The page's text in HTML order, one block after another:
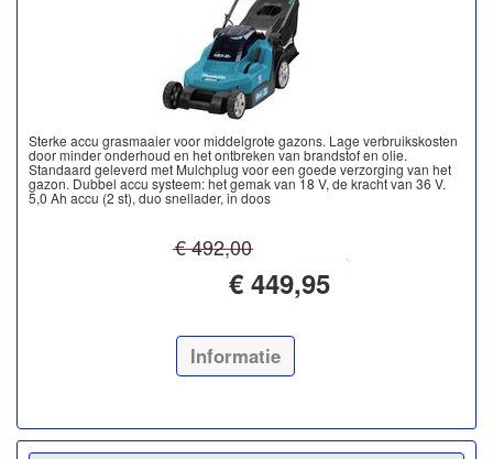
Sterke accu grasmaaier voor middelgrote gazons. Lage verbruikskosten
door minder onderhoud en het ontbreken van brandstof en olie.
Standaard geleverd met Mulchplug voor een goede verzorging van het
gazon. Dubbel accu systeem: het gemak van 18 V, de kracht van 36 V.
5,0 Ah accu (2 st), duo snellader, in doos
€ 492,00
€ 449,95
Informatie